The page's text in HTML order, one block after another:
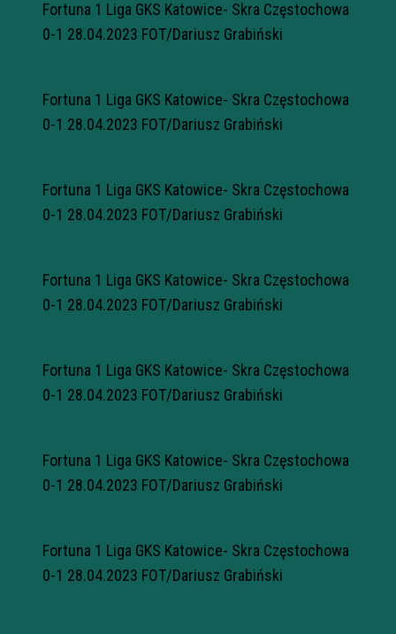
Fortuna 1 Liga GKS Katowice- Skra Częstochowa
0-1 28.04.2023 FOT/Dariusz Grabiński
Fortuna 1 Liga GKS Katowice- Skra Częstochowa
0-1 28.04.2023 FOT/Dariusz Grabiński
Fortuna 1 Liga GKS Katowice- Skra Częstochowa
0-1 28.04.2023 FOT/Dariusz Grabiński
Fortuna 1 Liga GKS Katowice- Skra Częstochowa
0-1 28.04.2023 FOT/Dariusz Grabiński
Fortuna 1 Liga GKS Katowice- Skra Częstochowa
0-1 28.04.2023 FOT/Dariusz Grabiński
Fortuna 1 Liga GKS Katowice- Skra Częstochowa
0-1 28.04.2023 FOT/Dariusz Grabiński
Fortuna 1 Liga GKS Katowice- Skra Częstochowa
0-1 28.04.2023 FOT/Dariusz Grabiński